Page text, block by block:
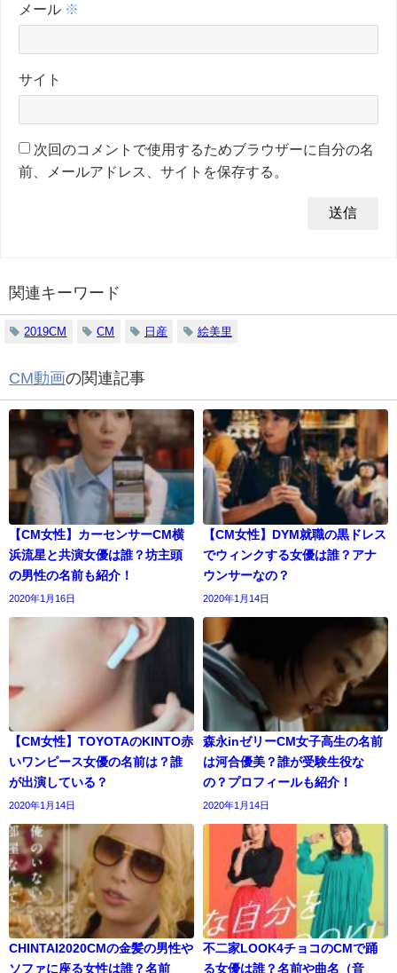
メール ※
サイト
次回のコメントで使用するためブラウザーに自分の名
前、メールアドレス、サイトを保存する。
関連キーワード
2019CM CM 日産 絵美里
CM動画の関連記事
【CM女性】カーセンサーCM横
浜流星と共演女優は誰？坊主頭
の男性の名前も紹介！
2020年1月16日
【CM女性】DYM就職の黒ドレス
でウィンクする女優は誰？アナ
ウンサーなの？
2020年1月14日
【CM女性】TOYOTAのKINTO赤
いワンピース女優の名前は？誰
が出演している？
2020年1月14日
森永inゼリーCM女子高生の名前
は河合優美？誰が受験生役な
の？プロフィールも紹介！
2020年1月14日
CHINTAI2020CMの金髪の男性や
ソファに座る女性は誰？名前
不二家LOOK4チョコのCMで踊
る女優は誰？名前や曲名（音